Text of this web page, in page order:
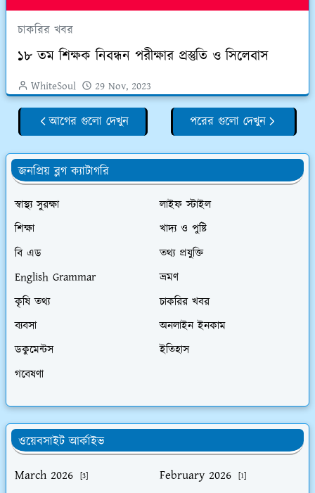
চাকরির খবর
১৮ তম শিক্ষক নিবন্ধন পরীক্ষার প্রস্তুতি ও সিলেবাস
WhiteSoul 29 Nov, 2023
আগের গুলো দেখুন পরের গুলো দেখুন
জনপ্রিয় ব্লগ ক্যাটাগরি
স্বাস্থ্য সুরক্ষা
লাইফ স্টাইল
শিক্ষা
খাদ্য ও পুষ্টি
বি এড
তথ্য প্রযুক্তি
English Grammar
ভ্রমণ
কৃষি তথ্য
চাকরির খবর
ব্যবসা
অনলাইন ইনকাম
ডকুমেন্টস
ইতিহাস
গবেষণা
ওয়েবসাইট আর্কাইভ
March 2026
[3] February 2026 [1]